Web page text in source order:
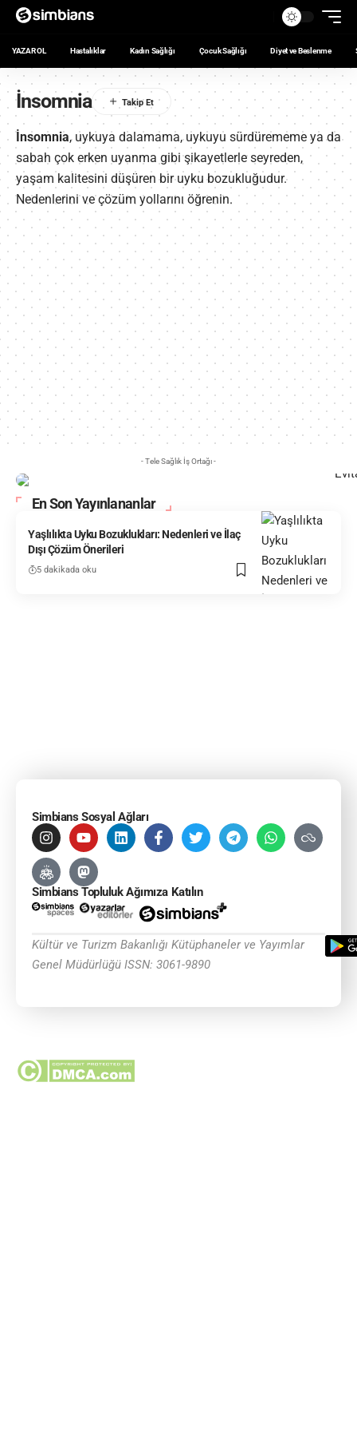
YAZAR OL Hastalıklar Kadın Sağlığı Çocuk Sağlığı Diyet ve Beslenme
İnsomnia
İnsomnia, uykuya dalamama, uykuyu sürdürememe ya da
sabah çok erken uyanma gibi şikayetlerle seyreden,
yaşam kalitesini düşüren bir uyku bozukluğudur.
Nedenlerini ve çözüm yollarını öğrenin.
- Tele Sağlık İş Ortağı -
En Son Yayınlananlar
Yaşlılıkta Uyku Bozuklukları: Nedenleri ve İlaç
Dışı Çözüm Önerileri
5 dakikada oku
Simbians Sosyal Ağları
Simbians Topluluk Ağımıza Katılın
Kültür ve Turizm Bakanlığı Kütüphaneler ve Yayımlar
Genel Müdürlüğü ISSN: 3061-9890